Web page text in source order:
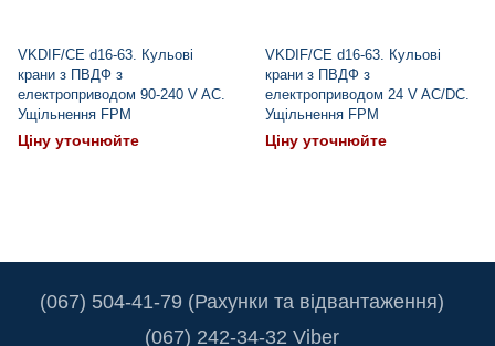
VKDIF/CE d16-63. Кульові
крани з ПВДФ з
електроприводом 90-240 V AC.
Ущільнення FPM
Ціну уточнюйте
VKDIF/CE d16-63. Кульові
крани з ПВДФ з
електроприводом 24 V AC/DC.
Ущільнення FPM
Ціну уточнюйте
(067) 504-41-79 (Рахунки та відвантаження)
(067) 242-34-32 Viber